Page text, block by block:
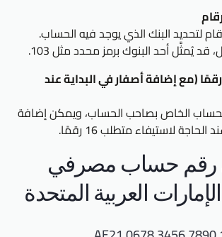
لتحديد البنك الذي يوجد فيه الحساب.
يُمثَّل أحد البنوك برمز محدد مثل 103.
رقم الحساب: 16 رقمًا (مع إضافة أصفار في البداية عند
الخاص بصاحب الحساب، ويمكن إضافة
لاستيفاء متطلب 16 رقمًا.
رقم حساب مصرفي
العربية المتحدة